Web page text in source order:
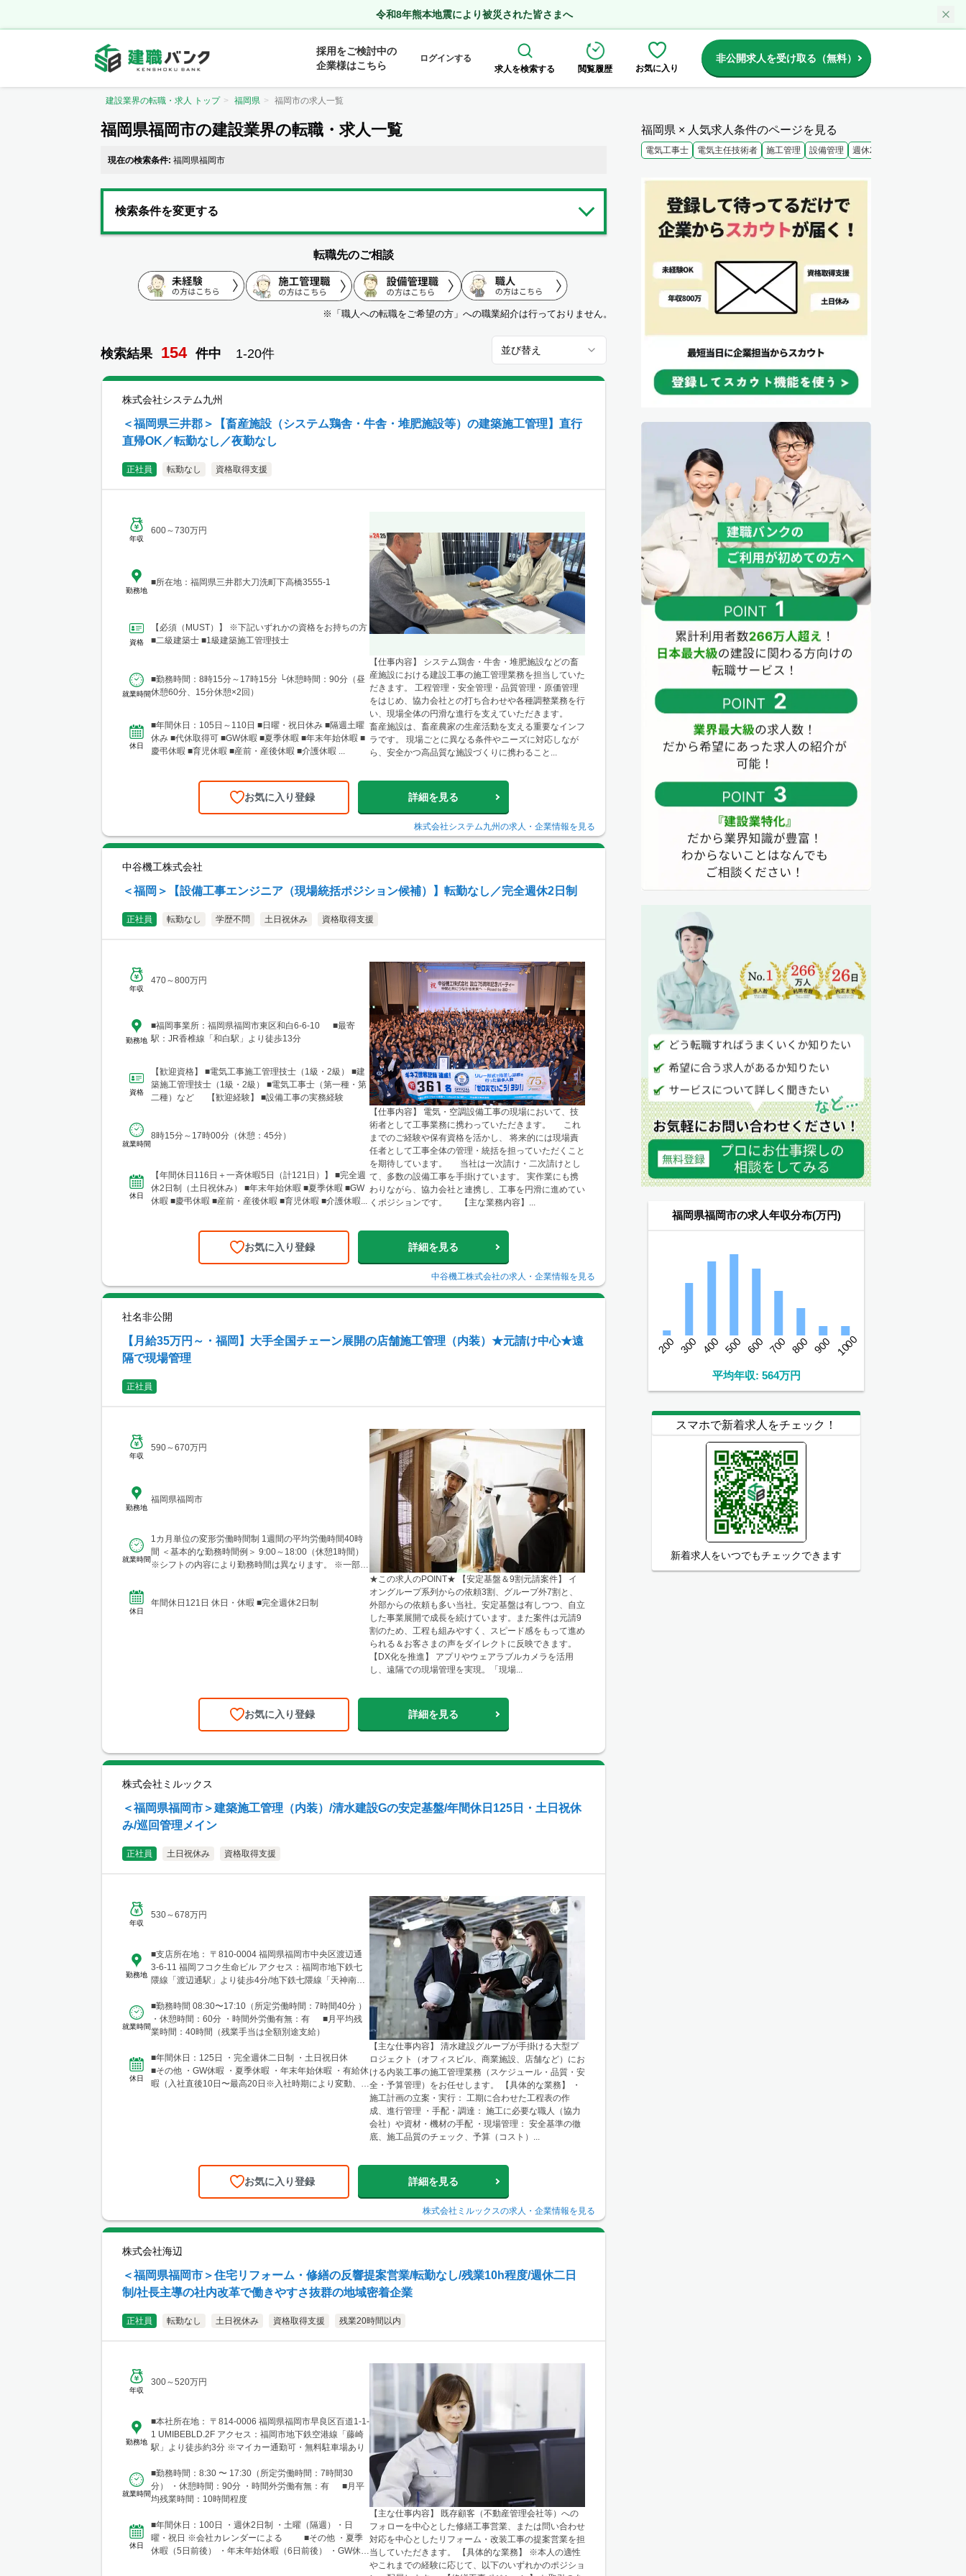
令和8年熊本地震により被災された皆さまへ
採用をご検討中の
企業様はこちら
ログインする
求人を検索する
閲覧履歴 お気に入り
非公開求人を受け取る（無料）
建設業界の転職・求人 トップ 福岡県 福岡市の求人一覧
福岡県福岡市の建設業界の転職・求人一覧
現在の検索条件: 福岡県福岡市
検索条件を変更する
転職先のご相談
※「職人への転職をご希望の方」への職業紹介は行っておりません。
検索結果 154 件中 1-20件 並び替え
株式会社システム九州
＜福岡県三井郡＞【畜産施設（システム鶏舎・牛舎・堆肥施設等）の建築施工管理】直行
直帰OK／転勤なし／夜勤なし
正社員 転勤なし 資格取得支援
年収
600～730万円
勤務地
■所在地：福岡県三井郡大刀洗町下高橋3555-1
資格
【必須（MUST）】 ※下記いずれかの資格をお持ちの方
■二級建築士 ■1級建築施工管理技士
就業時間
■勤務時間：8時15分～17時15分 └休憩時間：90分（昼
休憩60分、15分休憩×2回）
休日
■年間休日：105日～110日 ■日曜・祝日休み ■隔週土曜
休み ■代休取得可 ■GW休暇 ■夏季休暇 ■年末年始休暇 ■
慶弔休暇 ■育児休暇 ■産前・産後休暇 ■介護休暇 ...
【仕事内容】 システム鶏舎・牛舎・堆肥施設などの畜
産施設における建設工事の施工管理業務を担当していた
だきます。 工程管理・安全管理・品質管理・原価管理
をはじめ、協力会社との打ち合わせや各種調整業務を行
い、現場全体の円滑な進行を支えていただきます。
畜産施設は、畜産農家の生産活動を支える重要なインフ
ラです。 現場ごとに異なる条件やニーズに対応しなが
ら、安全かつ高品質な施設づくりに携わること...
お気に入り登録 詳細を見る
株式会社システム九州の求人・企業情報を見る
中谷機工株式会社
＜福岡＞【設備工事エンジニア（現場統括ポジション候補）】転勤なし／完全週休2日制
正社員 転勤なし 学歴不問 土日祝休み 資格取得支援
年収
470～800万円
勤務地
■福岡事業所：福岡県福岡市東区和白6-6-10 ■最寄
駅：JR香椎線「和白駅」より徒歩13分
資格
【歓迎資格】 ■電気工事施工管理技士（1級・2級） ■建
築施工管理技士（1級・2級） ■電気工事士（第一種・第
二種）など 【歓迎経験】 ■設備工事の実務経験
就業時間
8時15分～17時00分（休憩：45分）
休日
【年間休日116日＋一斉休暇5日（計121日）】 ■完全週
休2日制（土日祝休み） ■年末年始休暇 ■夏季休暇 ■GW
休暇 ■慶弔休暇 ■産前・産後休暇 ■育児休暇 ■介護休暇...
【仕事内容】 電気・空調設備工事の現場において、技
術者として工事業務に携わっていただきます。 これ
までのご経験や保有資格を活かし、 将来的には現場責
任者として工事全体の管理・統括を担っていただくこと
を期待しています。 当社は一次請け・二次請けとし
て、多数の設備工事を手掛けています。 実作業にも携
わりながら、協力会社と連携し、工事を円滑に進めてい
くポジションです。 【主な業務内容】...
お気に入り登録 詳細を見る
中谷機工株式会社の求人・企業情報を見る
社名非公開
【月給35万円～・福岡】大手全国チェーン展開の店舗施工管理（内装）★元請け中心★遠
隔で現場管理
正社員
年収
590～670万円
勤務地
福岡県福岡市
就業時間
1カ月単位の変形労働時間制 1週間の平均労働時間40時
間 ＜基本的な勤務時間例＞ 9:00～18:00（休憩1時間）
※シフトの内容により勤務時間は異なります。 ※一部
休日
年間休日121日 休日・休暇 ■完全週休2日制
★この求人のPOINT★ 【安定基盤＆9割元請案件】 イ
オングループ系列からの依頼3割、グループ外7割と、
外部からの依頼も多い当社。安定基盤は有しつつ、自立
した事業展開で成長を続けています。また案件は元請9
割のため、工程も組みやすく、スピード感をもって進め
られる＆お客さまの声をダイレクトに反映できます。
【DX化を推進】 アプリやウェアラブルカメラを活用
し、遠隔での現場管理を実現。「現場...
お気に入り登録 詳細を見る
株式会社ミルックス
＜福岡県福岡市＞建築施工管理（内装）/清水建設Gの安定基盤/年間休日125日・土日祝休
み/巡回管理メイン
正社員 土日祝休み 資格取得支援
年収
530～678万円
勤務地
■支店所在地： 〒810-0004 福岡県福岡市中央区渡辺通
3-6-11 福岡フコク生命ビル アクセス：福岡市地下鉄七
隈線「渡辺通駅」より徒歩4分/地下鉄七隈線「天神南
7分
就業時間
■勤務時間 08:30〜17:10（所定労働時間：7時間40分 ）
・休憩時間：60分 ・時間外労働有無：有 ■月平均残
業時間：40時間（残業手当は全額別途支給）
休日
■年間休日：125日 ・完全週休二日制 ・土日祝日休
■その他 ・GW休暇 ・夏季休暇 ・年末年始休暇 ・有給休
暇（入社直後10日〜最高20日※入社時期により変動、以
【主な仕事内容】 清水建設グループが手掛ける大型プ
ロジェクト（オフィスビル、商業施設、店舗など）にお
ける内装工事の施工管理業務（スケジュール・品質・安
全・予算管理）をお任せします。 【具体的な業務】 ・
施工計画の立案・実行： 工期に合わせた工程表の作
成、進行管理 ・手配・調達： 施工に必要な職人（協力
会社）や資材・機材の手配 ・現場管理： 安全基準の徹
底、施工品質のチェック、予算（コスト）...
お気に入り登録 詳細を見る
株式会社ミルックスの求人・企業情報を見る
株式会社海辺
＜福岡県福岡市＞住宅リフォーム・修繕の反響提案営業/転勤なし/残業10h程度/週休二日
制/社長主導の社内改革で働きやすさ抜群の地域密着企業
正社員 転勤なし 土日祝休み 資格取得支援 残業20時間以内
年収
300～520万円
勤務地
■本社所在地： 〒814-0006 福岡県福岡市早良区百道1-1-
1 UMIBEBLD.2F アクセス：福岡市地下鉄空港線「藤崎
駅」より徒歩約3分 ※マイカー通勤可・無料駐車場あり
就業時間
■勤務時間：8:30 〜 17:30（所定労働時間：7時間30
分） ・休憩時間：90分 ・時間外労働有無：有 ■月平
均残業時間：10時間程度
休日
■年間休日：100日 ・週休2日制 ・土曜（隔週）・日
曜・祝日 ※会社カレンダーによる ■その他 ・夏季
休暇（5日前後） ・年末年始休暇（6日前後） ・GW休暇
【主な仕事内容】 既存顧客（不動産管理会社等）への
フォローを中心とした修繕工事営業、または問い合わせ
対応を中心としたリフォーム・改装工事の提案営業を担
当していただきます。 【具体的な業務】 ※本人の適性
やこれまでの経験に応じて、以下のいずれかのポジショ
福岡県 × 人気求人条件のページを見る
電気工事士 電気主任技術者 施工管理 設備管理 週休2日
福岡県福岡市の求人年収分布(万円)
200 300 400 500 600 700 800 900 1000
平均年収: 564万円
スマホで新着求人をチェック！
新着求人をいつでもチェックできます